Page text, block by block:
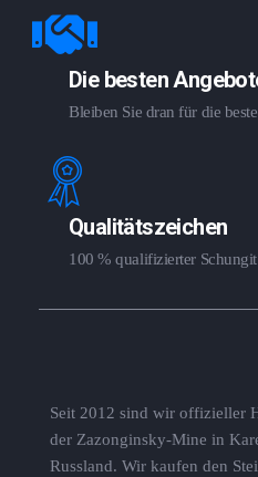
Die besten
Bleiben Sie dran für die
Qualitätszeichen
100 % qualifizierter
Seit 2012 sind wir offizieller
der Zazonginsky-Mine in
Russland. Wir kaufen den